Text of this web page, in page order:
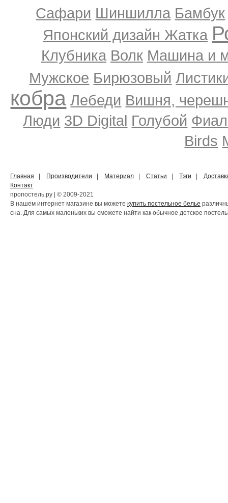
Сафари Шиншилла Бамбук
Японский дизайн Жатка
Клубника Волк Машина и
Мужское Бирюзовый
кобра Лебеди Вишня,
Люди 3D Digital Голубой
Birds
Главная Производители Материал Статьи Тэги
Контакт
пропостель.ру | © 2009-2021
В нашем интернет магазине вы можете купить постельное белье
сна. Для самых маленьких вы сможете найти как обычное детское